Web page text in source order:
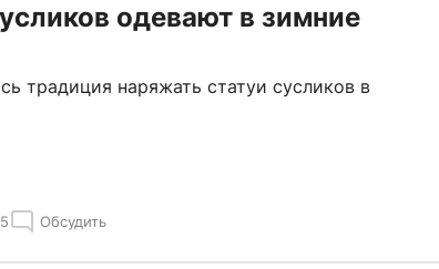
одевают в зимние
традиция наряжать статуи сусликов в
5 Обсудить